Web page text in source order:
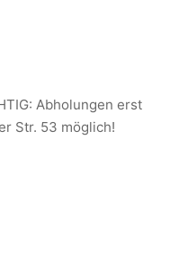
Abholungen erst
Str. 53 möglich!